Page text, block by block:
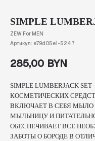
SIMPLE
ZEW For MEN
Артикул: e79d05e1-5247
285,00 BYN
SIMPLE LUMBERJACK
КОСМЕТИЧЕСКИХ
ВКЛЮЧАЕТ В СЕБЯ МЫЛО
МЫЛЬНИЦУ И
ОБЕСПЕЧИВАЕТ ВСЕ
ЗАБОТЫ О БОРОДЕ В